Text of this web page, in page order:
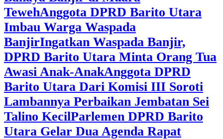
TewehAnggota DPRD Barito Utara
Imbau Warga Waspada
BanjirIngatkan Waspada Banjir,
DPRD Barito Utara Minta Orang Tua
Awasi Anak-AnakAnggota DPRD
Barito Utara Dari Komisi III Soroti
Lambannya Perbaikan Jembatan Sei
Talino KecilParlemen DPRD Barito
Utara Gelar Dua Agenda Rapat